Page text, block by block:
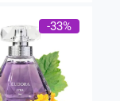
-33%